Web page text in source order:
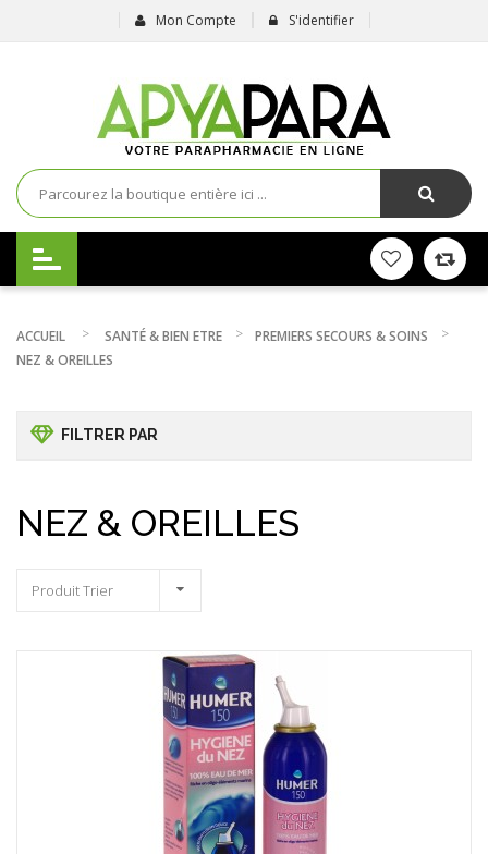
S'identifier
Mon Compte
ACCUEIL SANTÉ & BIEN ETRE
PREMIERS SECOURS & SOINS
NEZ & OREILLES
FILTRER PAR
NEZ & OREILLES
Produit Trier